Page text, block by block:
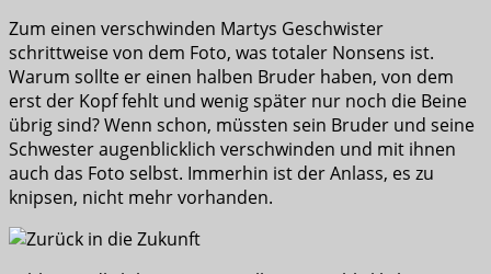
Zum einen verschwinden Martys Geschwister
schrittweise von dem Foto, was totaler Nonsens ist.
Warum sollte er einen halben Bruder haben, von dem
erst der Kopf fehlt und wenig später nur noch die Beine
übrig sind? Wenn schon, müssten sein Bruder und seine
Schwester augenblicklich verschwinden und mit ihnen
auch das Foto selbst. Immerhin ist der Anlass, es zu
knipsen, nicht mehr vorhanden.